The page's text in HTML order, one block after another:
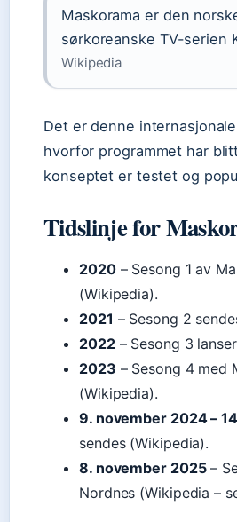
Maskorama er den
sørkoreanske TV-serien
Wikipedia
Det er denne
hvorfor programmet har
konseptet er testet og
Tidslinje for
2020– Sesong 1 av
(Wikipedia).
2021 – Sesong 2
2022– Sesong 3
2023 – Sesong 4 med
(Wikipedia).
9. november 2024 –
sendes (Wikipedia).
8. november 2025–
Nordnes (Wikipedia –